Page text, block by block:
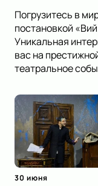
Погрузитесь в
постановкой
Уникальная
вас на
театральное
30 июня